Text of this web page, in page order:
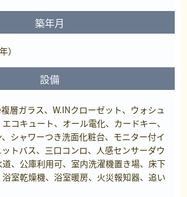
築年月
）
設備
層ガラス、W.INクローゼット、ウォシュ
コキュート、オール電化、カードキー、
シャワーつき洗面化粧台、モニター付イ
トバス、三口コンロ、人感センサーダウ
、公庫利用可、室内洗濯機置き場、床下
室乾燥機、浴室暖房、火災報知器、追い